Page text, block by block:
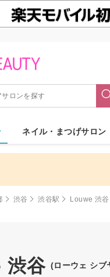
ネイル・まつげサロン
渋谷 渋谷駅 Louwe 渋谷
渋谷 (ローウェ シブ